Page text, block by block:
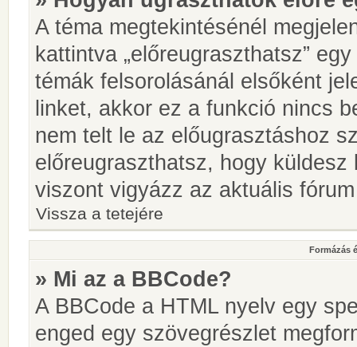
A téma megtekintésénél
kattintva „előreugraszthatsz”
témák felsorolásánál elsőként
linket, akkor ez a funkció nincs
nem telt le az előugrasztáshoz
előreugraszthatsz, hogy
viszont vigyázz az aktuális
Vissza a tetejére
Formázás
» Mi az a BBCode?
A BBCode a HTML nyelv egy
enged egy szövegrészlet